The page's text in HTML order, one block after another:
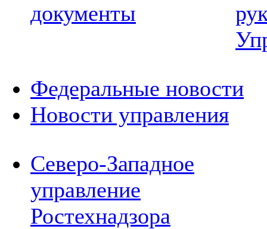
документы
Федеральные новости
Новости управления
Северо-Западное
управление
Ростехнадзора